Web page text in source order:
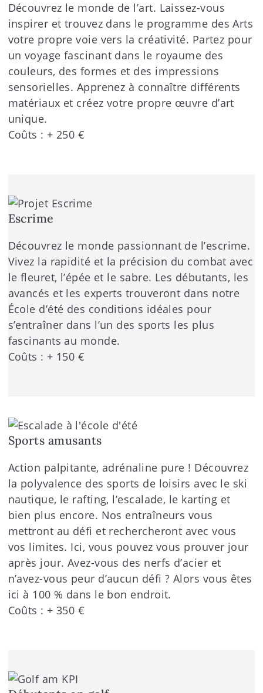
Découvrez le monde de l’art. Laissez-vous
inspirer et trouvez dans le programme des Arts
votre propre voie vers la créativité. Partez pour
un voyage fascinant dans le royaume des
couleurs, des formes et des impressions
sensorielles. Apprenez à connaître différents
matériaux et créez votre propre œuvre d’art
unique.
Coûts : + 250 €
Escrime
Découvrez le monde passionnant de l’escrime.
Vivez la rapidité et la précision du combat avec
le fleuret, l’épée et le sabre. Les débutants, les
avancés et les experts trouveront dans notre
École d’été des conditions idéales pour
s’entraîner dans l’un des sports les plus
fascinants au monde.
Coûts : + 150 €
Sports amusants
Action palpitante, adrénaline pure ! Découvrez
la polyvalence des sports de loisirs avec le ski
nautique, le rafting, l’escalade, le karting et
bien plus encore. Nos entraîneurs vous
mettront au défi et rechercheront avec vous
vos limites. Ici, vous pouvez vous prouver jour
après jour. Avez-vous des nerfs d’acier et
n’avez-vous peur d’aucun défi ? Alors vous êtes
ici à 100 % dans le bon endroit.
Coûts : + 350 €